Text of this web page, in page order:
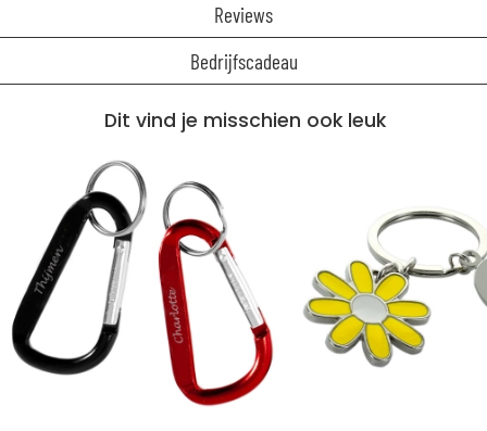
Reviews
Bedrijfscadeau
Dit vind je misschien ook leuk